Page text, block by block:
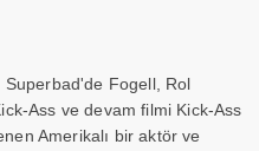
Fogell, Rol
Ass ve devam filmi Kick-Ass
Amerikalı bir aktör ve